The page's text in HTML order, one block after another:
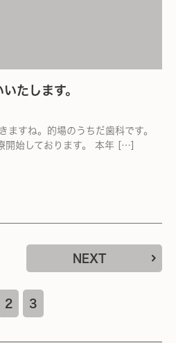
たします。
ますね。的場のうちだ歯科です。
開始しております。 本年 […]
2 3
NEXT